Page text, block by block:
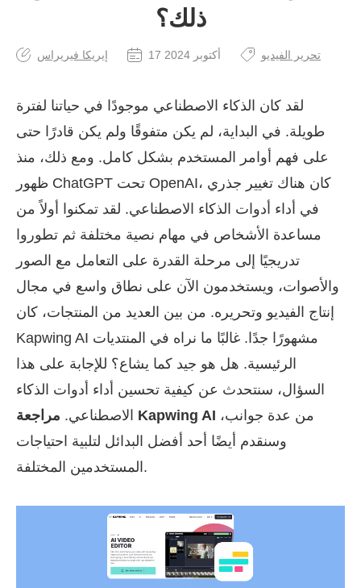
ذلك؟
إيريكا فيريراس 17 أكتوبر 2024 تحرير الفيديو
لقد كان الذكاء الاصطناعي موجودًا في حياتنا لفترة
طويلة. في البداية، لم يكن متفوقًا ولم يكن قادرًا حتى
على فهم أوامر المستخدم بشكل كامل. ومع ذلك، منذ
ظهور ChatGPT تحت OpenAI، كان هناك تغيير جذري
في أداء أدوات الذكاء الاصطناعي. لقد تمكنوا أولاً من
مساعدة الأشخاص في مهام نصية مختلفة ثم تطوروا
تدريجيًا إلى مرحلة القدرة على التعامل مع الصور
والأصوات، ويستخدمون الآن على نطاق واسع في مجال
إنتاج الفيديو وتحريره. من بين العديد من المنتجات، كان
Kapwing AI مشهورًا جدًا. غالبًا ما نراه في المنتديات
الرئيسية. هل هو جيد كما يشاع؟ للإجابة على هذا
السؤال، سنتحدث عن كيفية تحسين أداء أدوات الذكاء
الاصطناعي. مراجعة Kapwing AI
وسنقدم أيضًا أحد أفضل البدائل لتلبية احتياجات
المستخدمين المختلفة.